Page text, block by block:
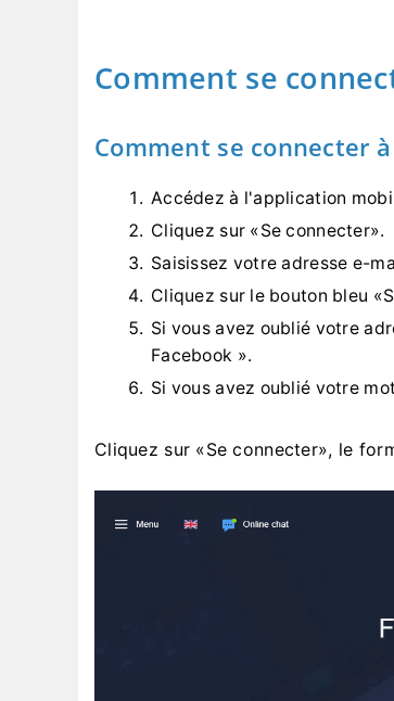
Comment se
Comment se connecter
Accédez à l'application
Cliquez sur «Se connecter».
Saisissez votre adresse e-
Cliquez sur le bouton bleu
Si vous avez oublié votre
Facebook ».
Si vous avez oublié votre
Cliquez sur «Se connecter», le